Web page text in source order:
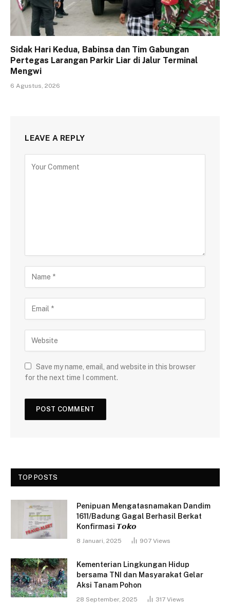
Sidak Hari Kedua, Babinsa dan Tim Gabungan
Pertegas Larangan Parkir Liar di Jalur Terminal
Mengwi
6 Agustus, 2026
LEAVE A REPLY
Save my name, email, and website in this browser
for the next time I comment.
TOP POSTS
Penipuan Mengatasnamakan Dandim
1611/Badung Gagal Berhasil Berkat
Konfirmasi 𝙏𝙤𝙠𝙤
8 Januari, 2025 907 Views
Kementerian Lingkungan Hidup
bersama TNI dan Masyarakat Gelar
Aksi Tanam Pohon
28 September, 2025 317 Views